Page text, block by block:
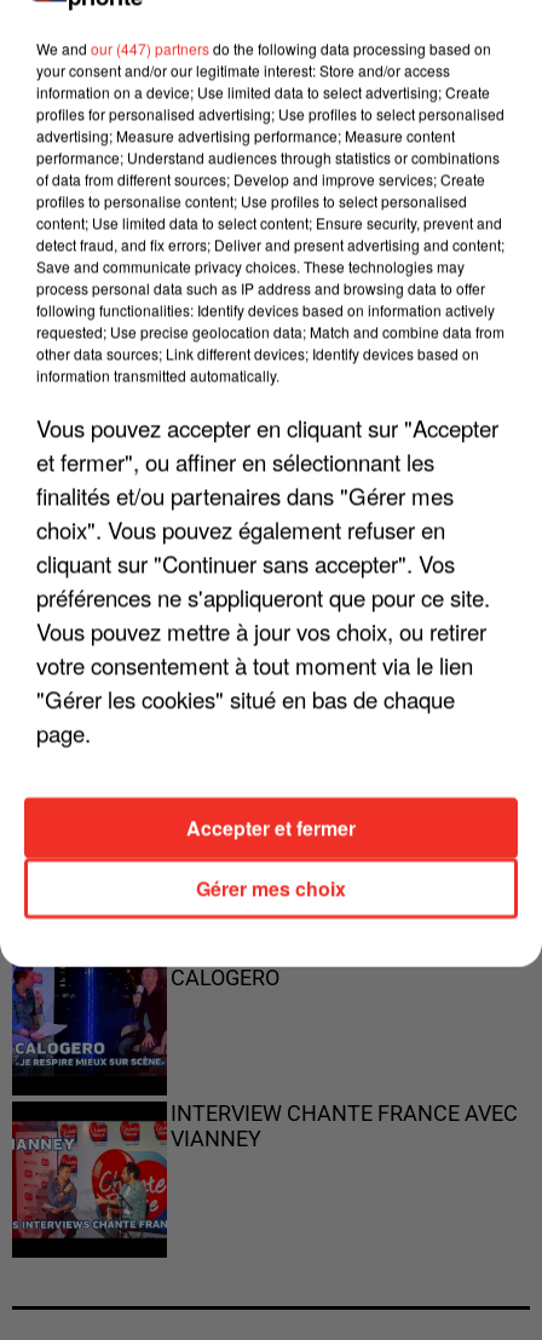
LES INTERVIEWS CHANTE
"JE SUIS À DISPOSITION DES
ENFOIRÉS"
"ON A TOUS LE TRAC"
"ON N'EST PAS DES PARENTS
PARFAITS"
CALOGERO
INTERVIEW CHANTE FRANCE AVEC
VIANNEY
We and our (447) partnersdo the following data processing based on
your consent and/or our legitimate interest: Store and/or access
information on a device; Use limited data to select advertising; Create
profiles for personalised advertising; Use profiles to select personalised
advertising; Measure advertising performance; Measure content
performance; Understand audiences through statistics or combinations
of data from different sources; Develop and improve services; Create
profiles to personalise content; Use profiles to select personalised
content; Use limited data to select content; Ensure security, prevent and
detect fraud, and fix errors; Deliver and present advertising and content;
Save and communicate privacy choices. These technologies may
process personal data such as IP address and browsing data to offer
following functionalities: Identify devices based on information actively
requested; Use precise geolocation data; Match and combine data from
other data sources; Link different devices; Identify devices based on
information transmitted automatically.
Vous pouvez accepter en cliquant sur "Accepter
et fermer", ou affiner en sélectionnant les
finalités et/ou partenaires dans "Gérer mes
choix". Vous pouvez également refuser en
cliquant sur "Continuer sans accepter". Vos
préférences ne s'appliqueront que pour ce site.
Vous pouvez mettre à jour vos choix, ou retirer
votre consentement à tout moment via le lien
"Gérer les cookies" situé en bas de chaque
page.
Gérer mes choix
Accepter et fermer